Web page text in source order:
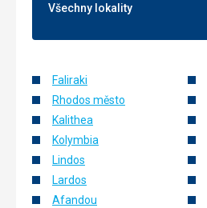
Všechny lokality
Faliraki
Rhodos město
Kalithea
Kolymbia
Lindos
Lardos
Afandou